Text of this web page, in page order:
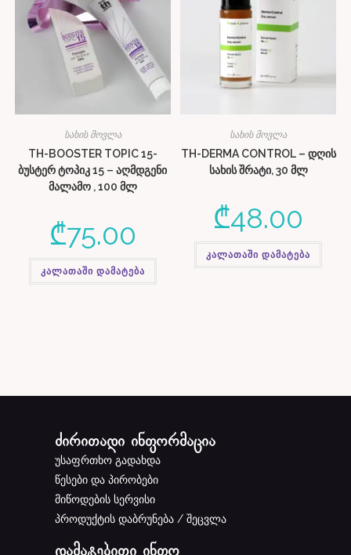
სახის მოვლა
TH-BOOSTER TOPIC 15-
ბუსტერ ტოპიკ 15 – აღმდგენი
მალამო , 100 მლ
₾75.00
კალათაში დამატება
სახის მოვლა
TH-DERMA CONTROL – დღის
სახის შრატი, 30 მლ
₾48.00
კალათაში დამატება
ძირითადი ინფორმაცია
უსაფრთხო გადახდა
წესები და პირობები
მიწოდების სერვისი
პროდუქტის დაბრუნება / შეცვლა